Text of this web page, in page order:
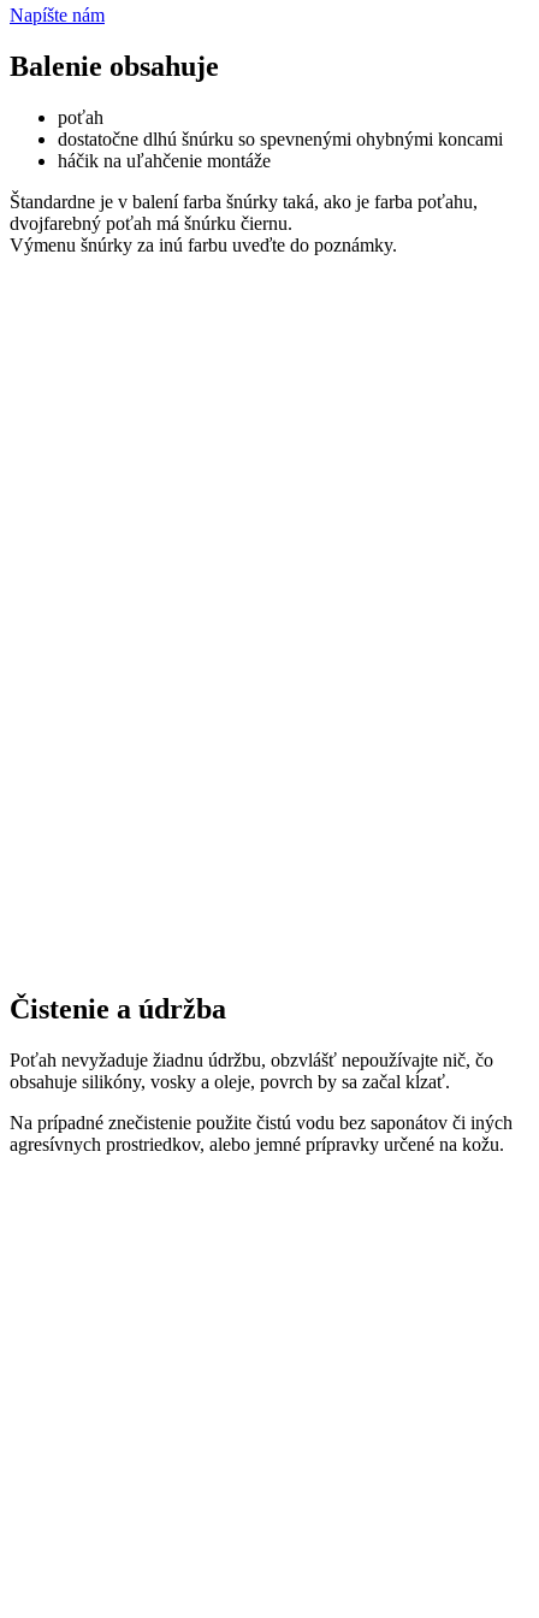
Napíšte nám
Balenie obsahuje
poťah
dostatočne dlhú šnúrku so spevnenými ohybnými koncami
háčik na uľahčenie montáže
Štandardne je v balení farba šnúrky taká, ako je farba poťahu,
dvojfarebný poťah má šnúrku čiernu.
Výmenu šnúrky za inú farbu uveďte do poznámky.
Čistenie a údržba
Poťah nevyžaduje žiadnu údržbu, obzvlášť nepoužívajte nič, čo
obsahuje silikóny, vosky a oleje, povrch by sa začal kĺzať.
Na prípadné znečistenie použite čistú vodu bez saponátov či iných
agresívnych prostriedkov, alebo jemné prípravky určené na kožu.